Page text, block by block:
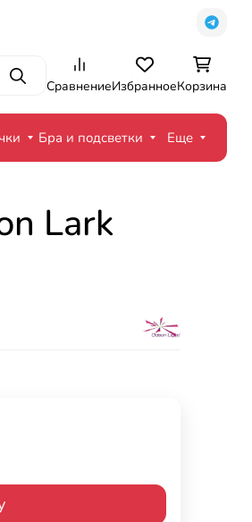
ПоискСравнениеИзбранноеКорзина
Бра и подсветки Еще
Lark